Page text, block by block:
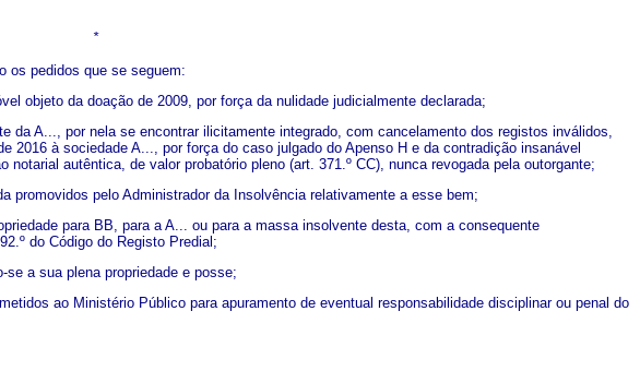
*
os pedidos que se seguem:
objeto da doação de 2009, por força da nulidade judicialmente declarada;
da A..., por nela se encontrar ilicitamente integrado, com cancelamento dos registos inválidos,
2016 à sociedade A..., por força do caso julgado do Apenso H e da contradição insanável
autêntica, de valor probatório pleno (art. 371.º CC), nunca revogada pela outorgante;
pelo Administrador da Insolvência relativamente a esse bem;
para BB, para a A... ou para a massa insolvente desta, com a consequente
do Código do Registo Predial;
a sua plena propriedade e posse;
ao Ministério Público para apuramento de eventual responsabilidade disciplinar ou penal do